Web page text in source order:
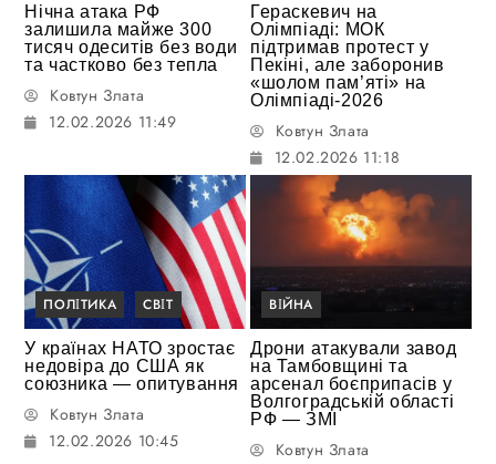
Нічна атака РФ
залишила майже 300
тисяч одеситів без води
та частково без тепла
Ковтун Злата
12.02.2026 11:49
Гераскевич на
Олімпіаді: МОК
підтримав протест у
Пекіні, але заборонив
«шолом пам’яті» на
Олімпіаді-2026
Ковтун Злата
12.02.2026 11:18
ПОЛІТИКА СВІТ
У країнах НАТО зростає
недовіра до США як
союзника — опитування
Ковтун Злата
12.02.2026 10:45
ВІЙНА
Дрони атакували завод
на Тамбовщині та
арсенал боєприпасів у
Волгоградській області
РФ — ЗМІ
Ковтун Злата